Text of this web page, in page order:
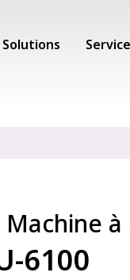
Solutions
Machine
6100